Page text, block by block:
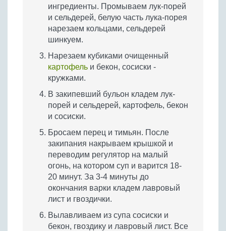
ингредиенты. Промываем лук-порей
и сельдерей, белую часть лука-порея
нарезаем кольцами, сельдерей
шинкуем.
Нарезаем кубиками очищенный
картофель и бекон, сосиски -
кружками.
В закипевший бульон кладем лук-
порей и сельдерей, картофель, бекон
и сосиски.
Бросаем перец и тимьян. После
закипания накрываем крышкой и
переводим регулятор на малый
огонь, на котором суп и варится 18-
20 минут. За 3-4 минуты до
окончания варки кладем лавровый
лист и гвоздички.
Вылавливаем из супа сосиски и
бекон, гвоздику и лавровый лист. Все